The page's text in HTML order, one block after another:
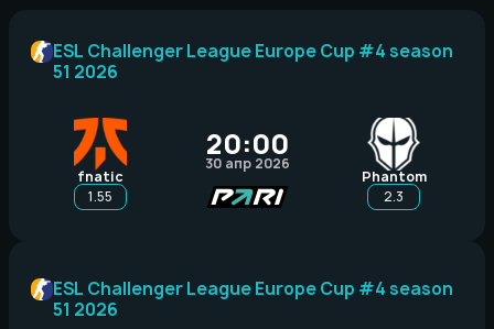
1.55
fnatic
20:00
30 апр 2026
Phantom
2.3
ESL Challenger League Europe Cup #4 season
51 2026
ESL Challenger League Europe Cup #4 season
51 2026